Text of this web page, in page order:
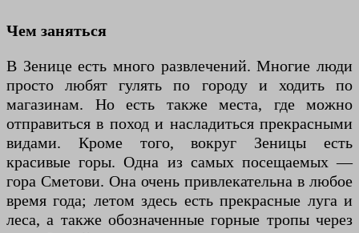
Чем заняться
В Зенице есть много развлечений. Многие люди
просто любят гулять по городу и ходить по
магазинам. Но есть также места, где можно
отправиться в поход и насладиться прекрасными
видами. Кроме того, вокруг Зеницы есть
красивые горы. Одна из самых посещаемых —
гора Сметови. Она очень привлекательна в любое
время года; летом здесь есть прекрасные луга и
леса, а также обозначенные горные тропы через